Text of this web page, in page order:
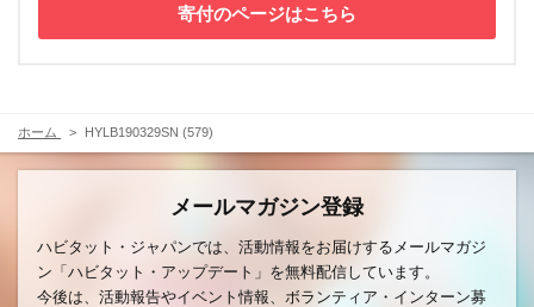
寄付のページはこちら
ホーム HYLB190329SN (579)
メールマガジン登録
ハビタット・ジャパンでは、活動情報をお届けするメールマガジ
ン「ハビタット・アップデート」を無料配信しています。
今後は、活動報告やイベント情報、ボランティア・インターン募